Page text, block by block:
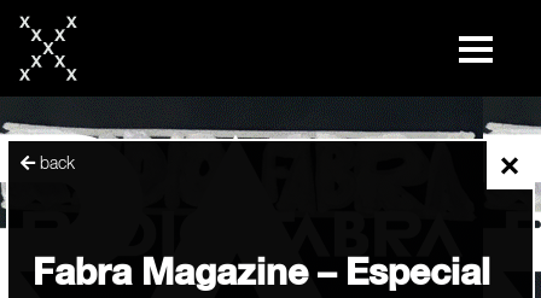
content
×
back
Fabra Magazine – Especial